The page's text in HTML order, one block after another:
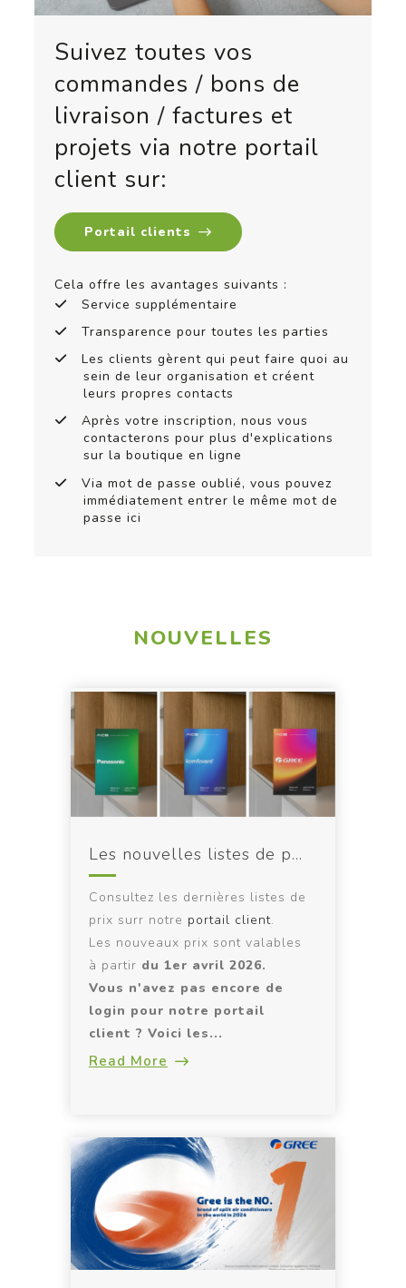
Suivez toutes vos
commandes / bons de
livraison / factures et
projets via notre portail
client sur:
Portail clients
Cela offre les avantages suivants :
Service supplémentaire
Transparence pour toutes les parties
Les clients gèrent qui peut faire quoi au
sein de leur organisation et créent
leurs propres contacts
Après votre inscription, nous vous
contacterons pour plus d'explications
sur la boutique en ligne
Via mot de passe oublié, vous pouvez
immédiatement entrer le même mot de
passe ici
NOUVELLES
Les nouvelles listes de prix sont en ligne !
Consultez les dernières listes de
prix surr notre portail client.
Les nouveaux prix sont valables
à partir du 1er avril 2026.
Vous n'avez pas encore de
login pour notre portail
client ? Voici les...
Read More